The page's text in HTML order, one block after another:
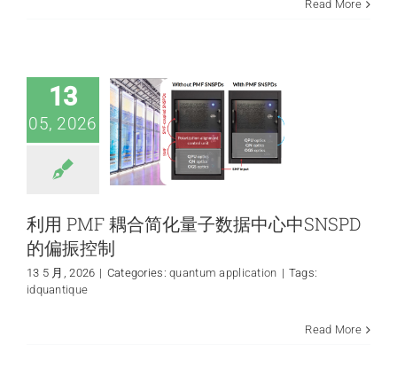
Read More
13
05, 2026
quantum application
利用 PMF 耦合简化量子数据中心中SNSPD
的偏振控制
13 5 月, 2026 | Categories:quantum application | Tags:
idquantique
Read More